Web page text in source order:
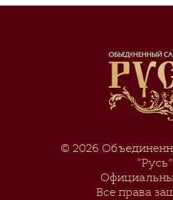
© 2026
“Русь”
Все права